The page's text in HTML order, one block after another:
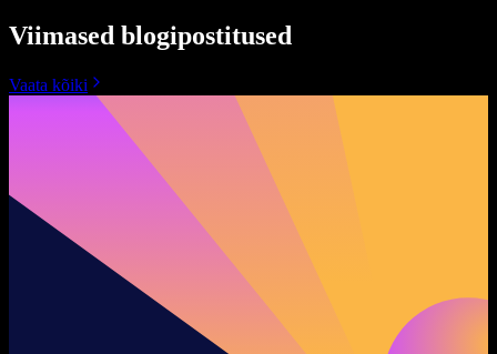
Viimased blogipostitused
Vaata kõiki